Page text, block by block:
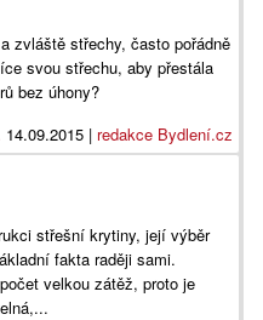
zvláště střechy, často pořádně
svou střechu, aby přestála
bez úhony?
14.09.2015 | redakce Bydlení.cz
střešní krytiny, její výběr
fakta raději sami.
velkou zátěž, proto je